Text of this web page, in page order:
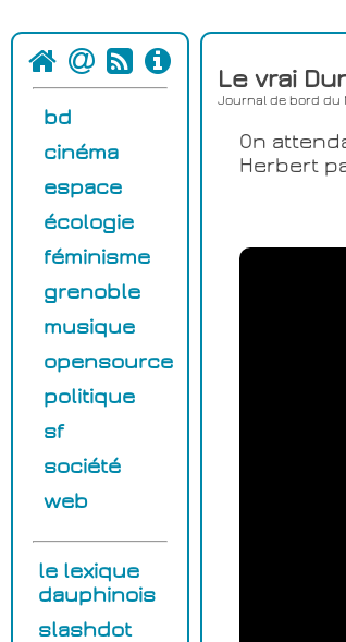
bd
cinéma
espace
écologie
féminisme
grenoble
musique
opensource
politique
sf
société
web
le lexique
dauphinois
slashdot
Le vrai
Journal de bord du
On
Herbert